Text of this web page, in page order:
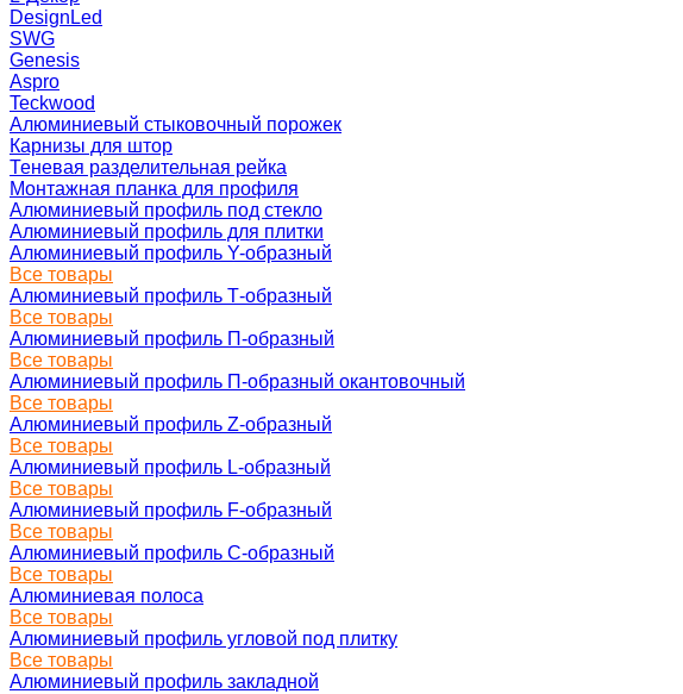
DesignLed
SWG
Genesis
Aspro
Teckwood
Алюминиевый стыковочный порожек
Карнизы для штор
Теневая разделительная рейка
Монтажная планка для профиля
Алюминиевый профиль под стекло
Алюминиевый профиль для плитки
Алюминиевый профиль Y-образный
Все товары
Алюминиевый профиль Т-образный
Все товары
Алюминиевый профиль П-образный
Все товары
Алюминиевый профиль П-образный окантовочный
Все товары
Алюминиевый профиль Z-образный
Все товары
Алюминиевый профиль L-образный
Все товары
Алюминиевый профиль F-образный
Все товары
Алюминиевый профиль C-образный
Все товары
Алюминиевая полоса
Все товары
Алюминиевый профиль угловой под плитку
Все товары
Алюминиевый профиль закладной